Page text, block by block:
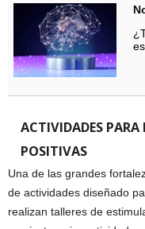
ACTIVIDADES
POSITIVAS
Una de las grandes
de actividades diseñado
realizan talleres de